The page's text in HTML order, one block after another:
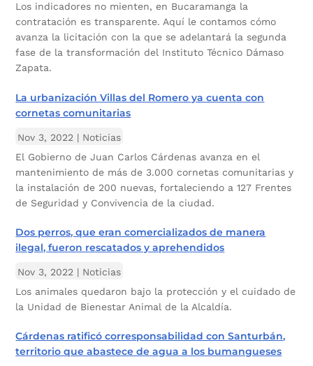
Los indicadores no mienten, en Bucaramanga la
contratación es transparente. Aquí le contamos cómo
avanza la licitación con la que se adelantará la segunda
fase de la transformación del Instituto Técnico Dámaso
Zapata.
La urbanización Villas del Romero ya cuenta con
cornetas comunitarias
Nov 3, 2022 | Noticias
El Gobierno de Juan Carlos Cárdenas avanza en el
mantenimiento de más de 3.000 cornetas comunitarias y
la instalación de 200 nuevas, fortaleciendo a 127 Frentes
de Seguridad y Convivencia de la ciudad.
Dos perros, que eran comercializados de manera
ilegal, fueron rescatados y aprehendidos
Nov 3, 2022 | Noticias
Los animales quedaron bajo la protección y el cuidado de
la Unidad de Bienestar Animal de la Alcaldía.
Cárdenas ratificó corresponsabilidad con Santurbán,
territorio que abastece de agua a los bumangueses